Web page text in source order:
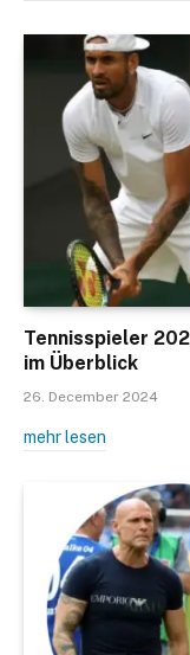
Tennisspieler
im Überblick
26. December 2024
mehr lesen